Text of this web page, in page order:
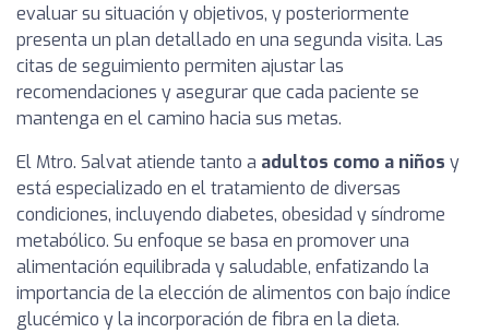
evaluar su situación y objetivos, y posteriormente
presenta un plan detallado en una segunda visita. Las
citas de seguimiento permiten ajustar las
recomendaciones y asegurar que cada paciente se
mantenga en el camino hacia sus metas.
El Mtro. Salvat atiende tanto a adultos como a niños y
está especializado en el tratamiento de diversas
condiciones, incluyendo diabetes, obesidad y síndrome
metabólico. Su enfoque se basa en promover una
alimentación equilibrada y saludable, enfatizando la
importancia de la elección de alimentos con bajo índice
glucémico y la incorporación de fibra en la dieta.